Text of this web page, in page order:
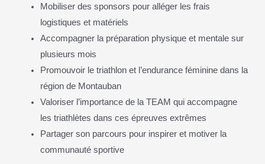
Mobiliser des sponsors pour alléger les frais
logistiques et matériels
Accompagner la préparation physique et mentale sur
plusieurs mois
Promouvoir le triathlon et l’endurance féminine dans la
région de Montauban
Valoriser l’importance de la TEAM qui accompagne
les triathlètes dans ces épreuves extrêmes
Partager son parcours pour inspirer et motiver la
communauté sportive